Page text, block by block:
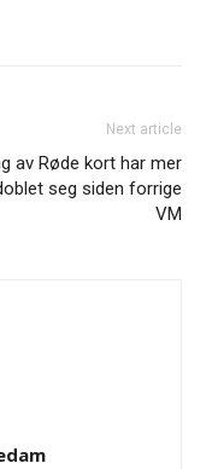
Next article
av Røde kort har mer
seg siden forrige
VM